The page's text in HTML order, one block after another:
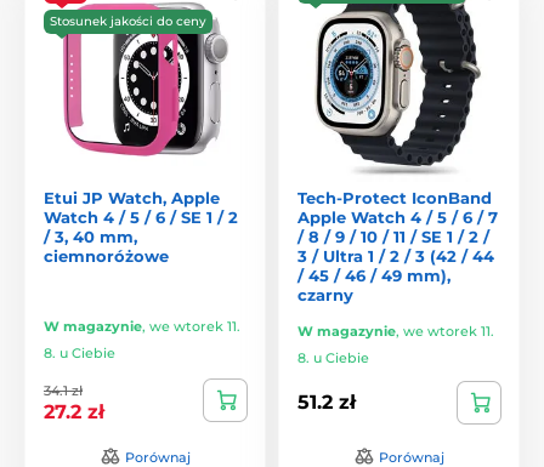
Stosunek jakości do ceny
Etui JP Watch, Apple
Watch 4 / 5 / 6 / SE 1 / 2
/ 3, 40 mm,
ciemnoróżowe
W magazynie, we wtorek 11.
8. u Ciebie
34.1 zł
27.2 zł
Porównaj
Tech-Protect IconBand
Apple Watch 4 / 5 / 6 / 7
/ 8 / 9 / 10 / 11 / SE 1 / 2 /
3 / Ultra 1 / 2 / 3 (42 / 44
/ 45 / 46 / 49 mm),
czarny
W magazynie, we wtorek 11.
8. u Ciebie
51.2 zł
Porównaj